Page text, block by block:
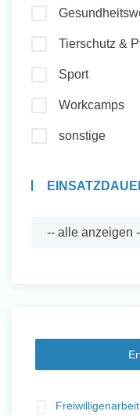
Tierschutz &
Sport
Workcamps
sonstige